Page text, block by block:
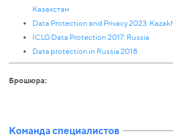
Казахстан
Data Protection and Privacy 2023:
ICLG Data Protection 2017: Russia
Data protection in Russia 2018
Брошюра:
Команда специалистов